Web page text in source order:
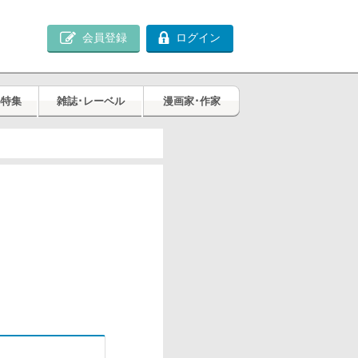
会員登録 ログイン
集 雑誌･レーベル 漫画家･作家